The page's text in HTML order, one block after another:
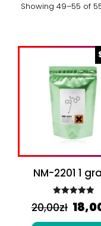
Showing 49–55 of
NM-2201 1
Rated5.00
out of 5
20,00zł